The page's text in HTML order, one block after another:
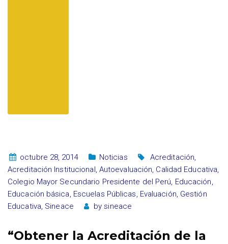
octubre 28, 2014 Noticias Acreditación,
Acreditación Institucional, Autoevaluación, Calidad Educativa,
Colegio Mayor Secundario Presidente del Perú, Educación,
Educación básica, Escuelas Públicas, Evaluación, Gestión
Educativa, Sineace bysineace
“Obtener la Acreditación de la